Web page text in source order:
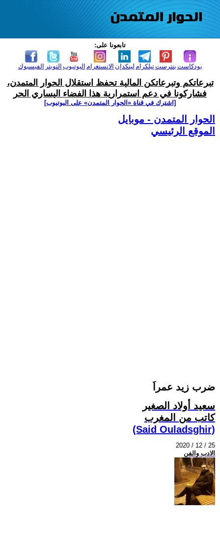
تابعونا على:
الفيسبوك التويتر اليوتيوب الانستغرام لينكدإن تيلكرامبنترست بودكاست
تبرعاتكم وتبرعاتكن المالية تحفظ استقلال الحوار المتمدن،
فشاركونا في دعم استمرارية هذا الفضاء اليساري الحر
[اشترك في قناة ‫«الحوار المتمدن» على اليوتيوب]
الحوار المتمدن - موبايل
الموقع الرئيسي
ضرب زيد عمراَ
سعيد أولاد الصغير
كاتب من المغرب
(Said Ouladsghir)
2020 / 12 / 25
الادب والفن